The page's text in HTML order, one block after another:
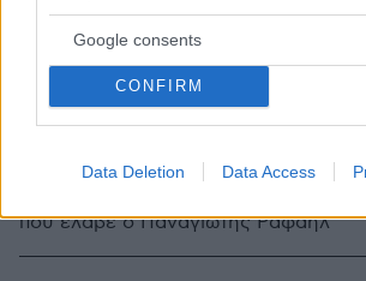
Google consents
CONFIRM
Data Deletion Data Access
Έκκληση για την μικρή Άννα – Ιωάννα
Τι λένε οι γονείς της στο
που έλαβε ο Παναγιώτης Ραφαήλ
14.07.2020, 11:00 5